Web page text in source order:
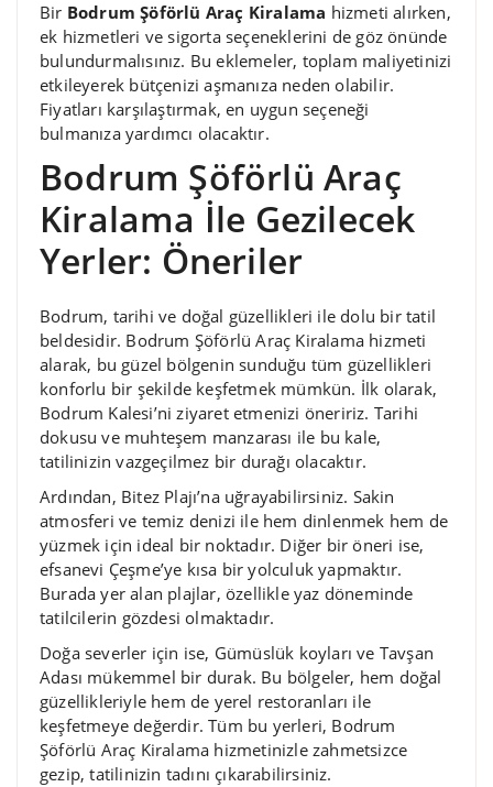
Bir Bodrum Şöförlü Araç Kiralama hizmeti alırken,
ek hizmetleri ve sigorta seçeneklerini de göz önünde
bulundurmalısınız. Bu eklemeler, toplam maliyetinizi
etkileyerek bütçenizi aşmanıza neden olabilir.
Fiyatları karşılaştırmak, en uygun seçeneği
bulmanıza yardımcı olacaktır.
Bodrum Şöförlü Araç
Kiralama İle Gezilecek
Yerler: Öneriler
Bodrum, tarihi ve doğal güzellikleri ile dolu bir tatil
beldesidir. Bodrum Şöförlü Araç Kiralama hizmeti
alarak, bu güzel bölgenin sunduğu tüm güzellikleri
konforlu bir şekilde keşfetmek mümkün. İlk olarak,
Bodrum Kalesi’ni ziyaret etmenizi öneririz. Tarihi
dokusu ve muhteşem manzarası ile bu kale,
tatilinizin vazgeçilmez bir durağı olacaktır.
Ardından, Bitez Plajı’na uğrayabilirsiniz. Sakin
atmosferi ve temiz denizi ile hem dinlenmek hem de
yüzmek için ideal bir noktadır. Diğer bir öneri ise,
efsanevi Çeşme’ye kısa bir yolculuk yapmaktır.
Burada yer alan plajlar, özellikle yaz döneminde
tatilcilerin gözdesi olmaktadır.
Doğa severler için ise, Gümüslük koyları ve Tavşan
Adası mükemmel bir durak. Bu bölgeler, hem doğal
güzellikleriyle hem de yerel restoranları ile
keşfetmeye değerdir. Tüm bu yerleri, Bodrum
Şöförlü Araç Kiralama hizmetinizle zahmetsizce
gezip, tatilinizin tadını çıkarabilirsiniz.